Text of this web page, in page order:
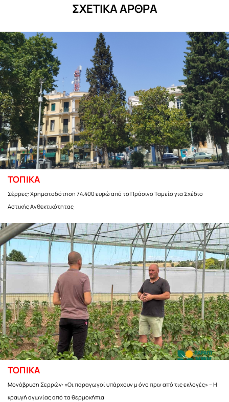
ΣΧΕΤΙΚΑ ΑΡΘΡΑ
ΤΟΠΙΚΑ
Σέρρες: Χρηματοδότηση 74.400 ευρώ από το Πράσινο Ταμείο για Σχέδιο
Αστικής Ανθεκτικότητας
ΤΟΠΙΚΑ
Μονόβρυση Σερρών: «Οι παραγωγοί υπάρχουν μ όνο πριν από τις εκλογές» – Η
κραυγή αγωνίας από τα θερμοκήπια